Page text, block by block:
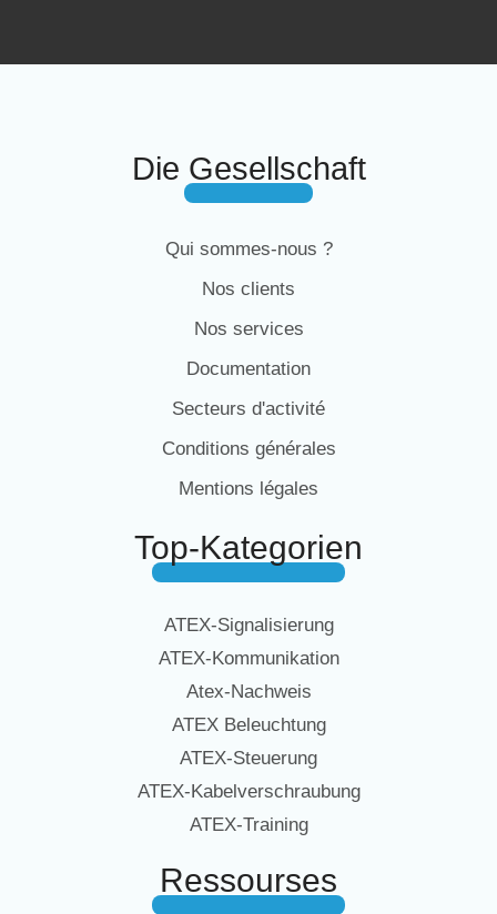
Die Gesellschaft
Qui sommes-nous ?
Nos clients
Nos services
Documentation
Secteurs d'activité
Conditions générales
Mentions légales
Top-Kategorien
ATEX-Signalisierung
ATEX-Kommunikation
Atex-Nachweis
ATEX Beleuchtung
ATEX-Steuerung
ATEX-Kabelverschraubung
ATEX-Training
Ressourses